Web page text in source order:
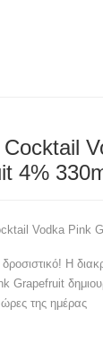
4%
Vodka Pink
Η
Grapefruit
ώρες της ημέρας